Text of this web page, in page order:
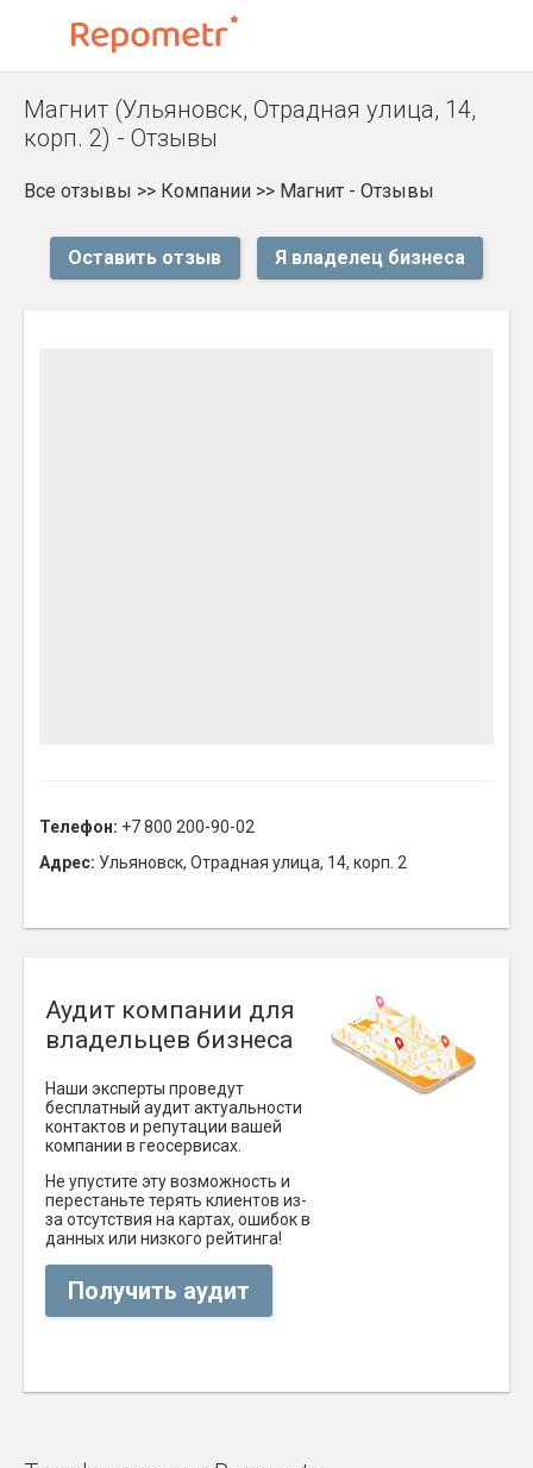
Магнит (Ульяновск, Отрадная улица, 14,
корп. 2) - Отзывы
Все отзывы >> Компании >> Магнит - Отзывы
Оставить отзыв Я владелец бизнеса
Телефон: +7 800 200-90-02
Адрес: Ульяновск, Отрадная улица, 14, корп. 2
Аудит компании для
владельцев бизнеса
Наши эксперты проведут
бесплатный аудит актуальности
контактов и репутации вашей
компании в геосервисах.
Не упустите эту возможность и
перестаньте терять клиентов из-
за отсутствия на картах, ошибок в
данных или низкого рейтинга!
Получить аудит